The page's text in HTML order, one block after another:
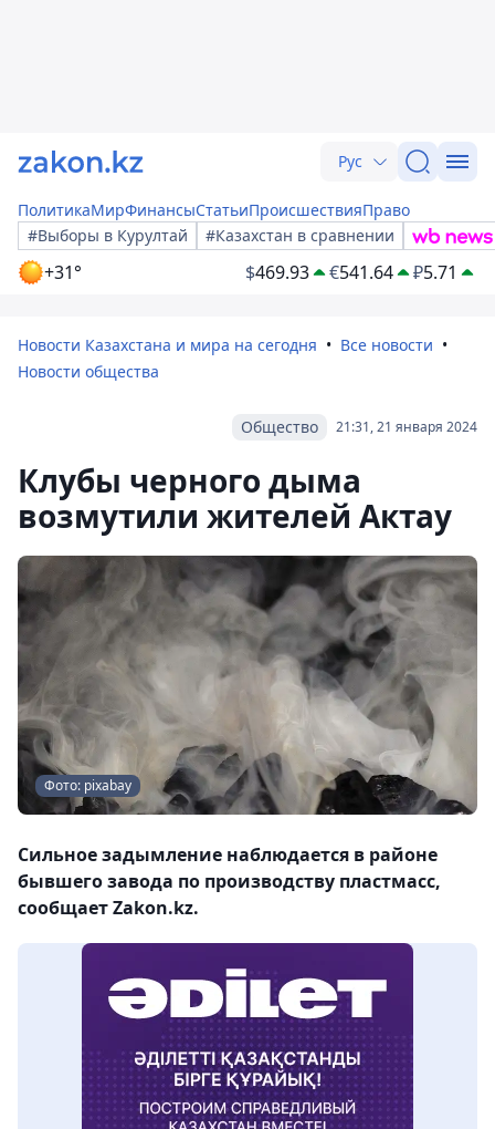
Рус
ПолитикаМирФинансыСтатьиПроисшествияПраво
#Выборы в Курултай
#Казахстан в сравнении
+31° $469.93 €541.64 ₽5.71
Новости Казахстана и мира на сегодня
Все новости
Новости общества
21:31, 21 января 2024
Общество
Клубы черного дыма
возмутили жителей Актау
Фото: pixabay
Сильное задымление наблюдается в районе
бывшего завода по производству пластмасс,
сообщает Zakon.kz.